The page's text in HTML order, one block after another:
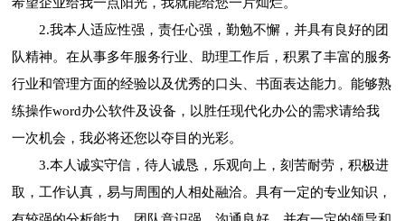
2.我本人适应性强，责任心强，勤勉不懈，并具有良好的团
队精神。在从事多年服务行业、助理工作后，积累了丰富的服务
行业和管理方面的经验以及优秀的口头、书面表达能力。能够熟
练操作word办公软件及设备，以胜任现代化办公的需求请给我
一次机会，我必将还您以夺目的光彩。
3.本人诚实守信，待人诚恳，乐观向上，刻苦耐劳，积极进
取，工作认真，易与周围的人相处融洽。具有一定的专业知识，